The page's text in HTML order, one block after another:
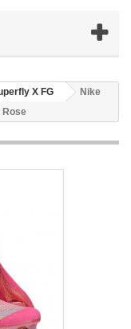
X FG
Nike
Rose